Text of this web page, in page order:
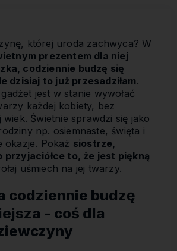
której uroda zachwyca? W
prezentem dla niej
codziennie budzę się
dzisiaj to już przesadziłam.
jest w stanie wywołać
każdej kobiety, bez
wiek. Świetnie sprawdzi się jako
np. osiemnaste, święta i
okazje. Pokaż siostrze,
przyjaciółce to, że jest piękną
uśmiech na jej twarzy.
codziennie budzę
- coś dla